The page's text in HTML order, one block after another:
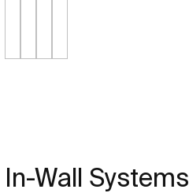
In-Wall Systems